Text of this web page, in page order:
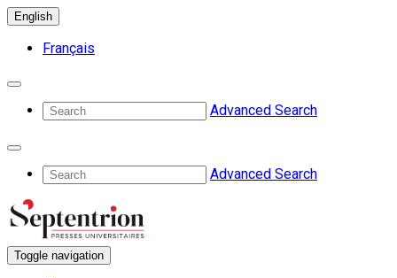
English
Français
Advanced Search
Advanced Search
Toggle navigation